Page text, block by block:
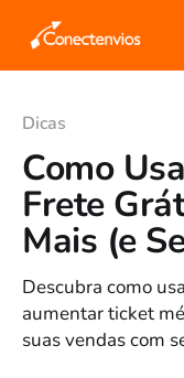
Dicas
Como
Frete
Mais (e
Descubra como
aumentar ticket
suas vendas com